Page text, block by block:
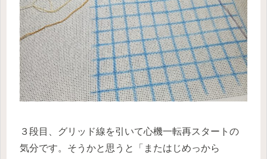
３段目、グリッド線を引いて心機一転再スタートの
気分です。そうかと思うと「またはじめっから